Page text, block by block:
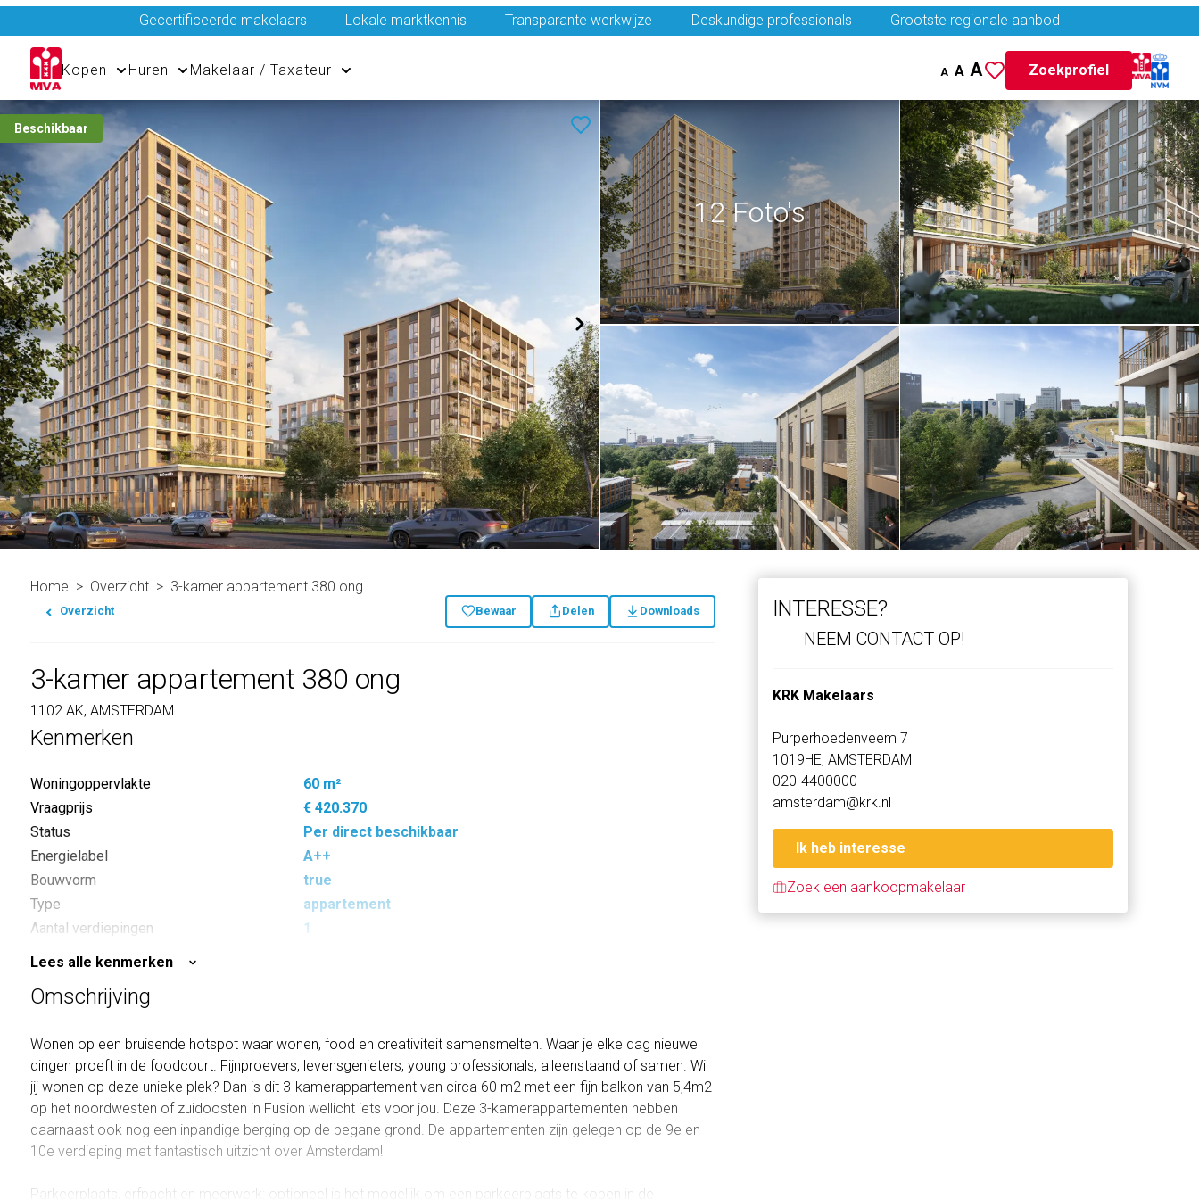
Gecertificeerde makelaars Lokale marktkennis Transparante werkwijze Deskundige professionals Grootste regionale aanbod
Kopen Huren Makelaar / Taxateur A A A Zoekprofiel
Beschikbaar
12 Foto's
Home Overzicht 3-kamer appartement 380 ong
Overzicht Bewaar Delen Downloads
3-kamer appartement 380 ong
1102 AK, AMSTERDAM
Kenmerken
Woningoppervlakte
60 m²
Vraagprijs
€ 420.370
Status
Per direct beschikbaar
Energielabel
A++
Bouwvorm
true
Type
appartement
Aantal verdiepingen
1
Inhoud
Lees alle kenmerken
Omschrijving
Wonen op een bruisende hotspot waar wonen, food en creativiteit samensmelten. Waar je elke dag nieuwe
dingen proeft in de foodcourt. Fijnproevers, levensgenieters, young professionals, alleenstaand of samen. Wil
jij wonen op deze unieke plek? Dan is dit 3-kamerappartement van circa 60 m2 met een fijn balkon van 5,4m2
op het noordwesten of zuidoosten in Fusion wellicht iets voor jou. Deze 3-kamerappartementen hebben
daarnaast ook nog een inpandige berging op de begane grond. De appartementen zijn gelegen op de 9e en
10e verdieping met fantastisch uitzicht over Amsterdam!
Parkeerplaats, erfpacht en meerwerk: optioneel is het mogelijk om een parkeerplaats te kopen in de
INTERESSE?
NEEM CONTACT OP!
KRK Makelaars
Purperhoedenveem 7
1019HE, AMSTERDAM
020-4400000
amsterdam@krk.nl
Ik heb interesse
Zoek een aankoopmakelaar